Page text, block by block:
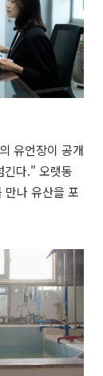
유언장이 공개
긴다." 오랫동
만나 유산을 포